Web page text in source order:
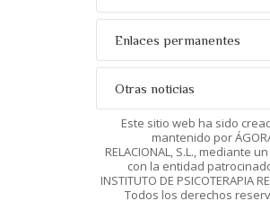
Enlaces permanentes
Otras noticias
Este sitio web ha sido
mantenido por
RELACIONAL, S.L., mediante
con la entidad
INSTITUTO DE PSICOTERAPIA
Todos los derechos